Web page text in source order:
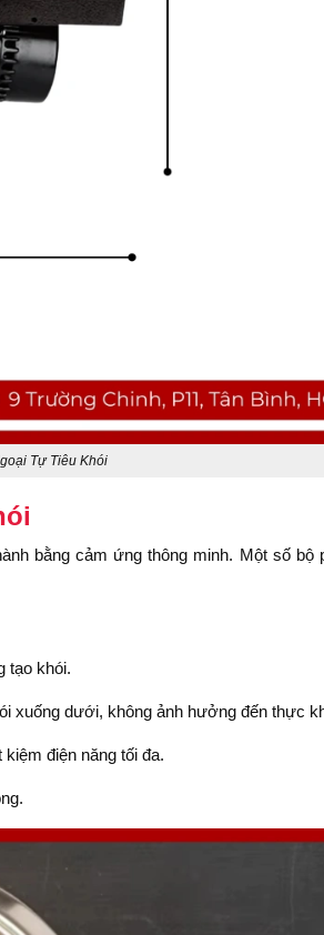
Tự Tiêu Khói
bằng cảm ứng thông minh. Một số bộ
tạo khói.
xuống dưới, không ảnh hưởng đến thực
điện năng tối đa.